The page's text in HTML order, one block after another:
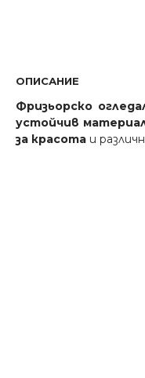
ОПИСАНИЕ
Фризьорско
устойчив
за красота и